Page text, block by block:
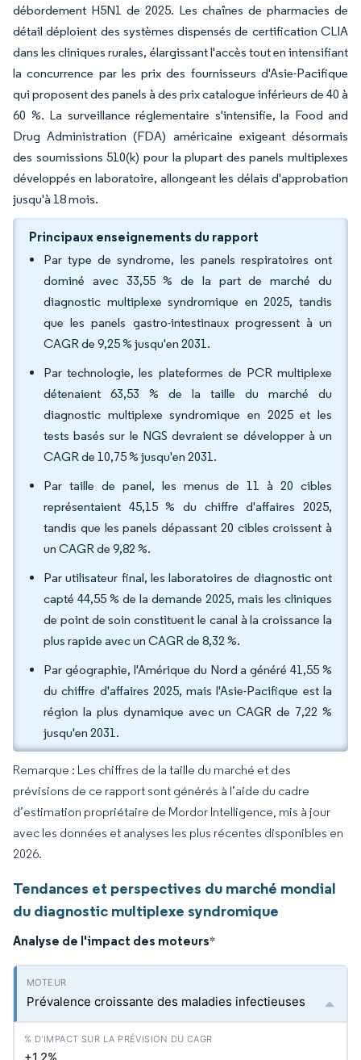
débordement H5N1 de 2025. Les chaînes de pharmacies de
détail déploient des systèmes dispensés de certification CLIA
dans les cliniques rurales, élargissant l'accès tout en intensifiant
la concurrence par les prix des fournisseurs d'Asie-Pacifique
qui proposent des panels à des prix catalogue inférieurs de 40 à
60 %. La surveillance réglementaire s'intensifie, la Food and
Drug Administration (FDA) américaine exigeant désormais
des soumissions 510(k) pour la plupart des panels multiplexes
développés en laboratoire, allongeant les délais d'approbation
jusqu'à 18 mois.
Principaux enseignements du rapport
Par type de syndrome, les panels respiratoires ont
dominé avec 33,55 % de la part de marché du
diagnostic multiplexe syndromique en 2025, tandis
que les panels gastro-intestinaux progressent à un
CAGR de 9,25 % jusqu'en 2031.
Par technologie, les plateformes de PCR multiplexe
détenaient 63,53 % de la taille du marché du
diagnostic multiplexe syndromique en 2025 et les
tests basés sur le NGS devraient se développer à un
CAGR de 10,75 % jusqu'en 2031.
Par taille de panel, les menus de 11 à 20 cibles
représentaient 45,15 % du chiffre d'affaires 2025,
tandis que les panels dépassant 20 cibles croissent à
un CAGR de 9,82 %.
Par utilisateur final, les laboratoires de diagnostic ont
capté 44,55 % de la demande 2025, mais les cliniques
de point de soin constituent le canal à la croissance la
plus rapide avec un CAGR de 8,32 %.
Par géographie, l'Amérique du Nord a généré 41,55 %
du chiffre d'affaires 2025, mais l'Asie-Pacifique est la
région la plus dynamique avec un CAGR de 7,22 %
jusqu'en 2031.
Remarque : Les chiffres de la taille du marché et des
prévisions de ce rapport sont générés à l’aide du cadre
d’estimation propriétaire de Mordor Intelligence, mis à jour
avec les données et analyses les plus récentes disponibles en
2026.
Tendances et perspectives du marché mondial
du diagnostic multiplexe syndromique
Analyse de l'impact des moteurs*
Prévalence croissante des maladies infectieuses